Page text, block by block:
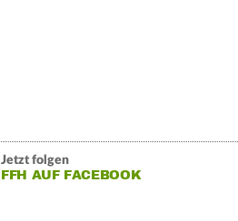
Jetzt folgen
FFH AUF FACEBOOK